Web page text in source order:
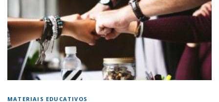
MATERIAIS EDUCATIVOS